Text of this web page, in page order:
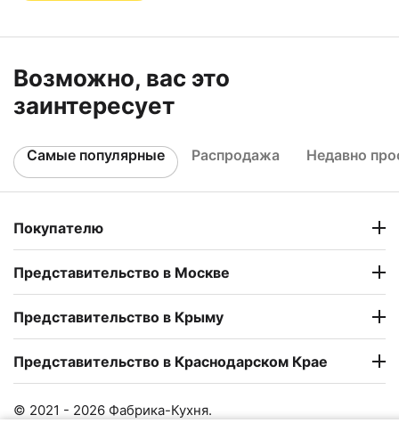
Возможно, вас это
заинтересует
Самые популярные Распродажа Недавно
Покупателю
Представительство в Москве
Представительство в Крыму
Представительство в Краснодарском Крае
© 2021 - 2026 Фабрика-Кухня.